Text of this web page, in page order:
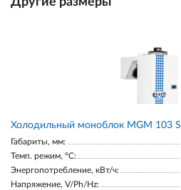
Холодильный моноблок MGM 103 S
Габариты, мм:
Темп. режим, °С:
Энергопотребление, кВт/ч:
Напряжение, V/Ph/Hz: